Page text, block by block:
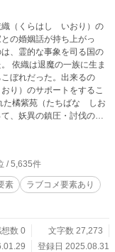
織（くらはし いおり）の
の婚姻話が持ち上がっ
、霊的な事象を司る国の
ま
ぼれだった。出来るの
り）のサポートをするこ
た橘紫苑（たちばな しお
、妖異の鎮圧・討伐の精
』で活躍している有能な
り合わない。更に依織に
た。 しかし、『呪い』を
はなにか思うところがあ
。 ここに異性装
知らなかった。 押しの強
子の、妖異と戦いながら
さんで先行公開していま
/ 5,635件
素
ラブコメ要素あり
数 0
文字数 27,273
登録日 2025.08.31